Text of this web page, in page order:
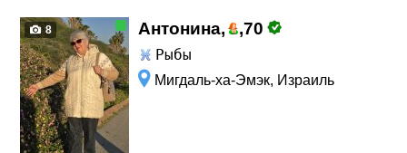
8 Антонина, ,70
Рыбы
Мигдаль-ха-Эмэк, Израиль